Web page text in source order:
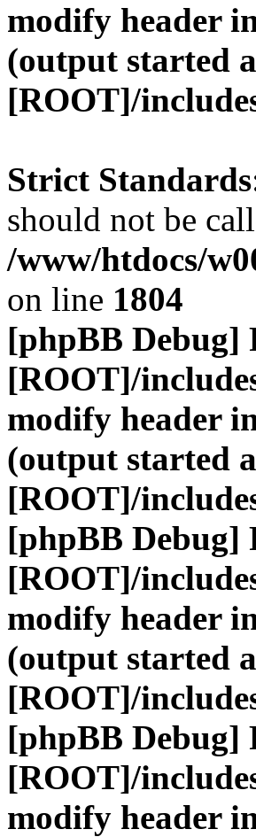
modify header
(output started
[ROOT]/
Strict Standards
should not be
/www/htdocs/
on line 1804
[phpBB Debug]
[ROOT]/
modify header
(output started
[ROOT]/
[phpBB Debug]
[ROOT]/
modify header
(output started
[ROOT]/
[phpBB Debug]
[ROOT]/
modify header